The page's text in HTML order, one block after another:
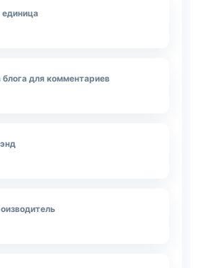
единица
блога для комментариев